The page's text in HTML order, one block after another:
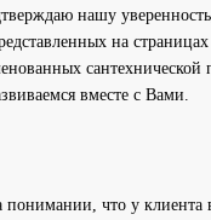
нашу
на
вместе с Вами.
что у клиента